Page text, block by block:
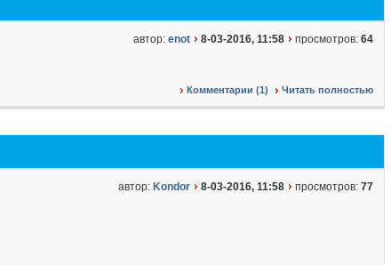
автор: enot 8-03-2016, 11:58 просмотров: 64
Комментарии (1) Читать полностью
автор: Kondor 8-03-2016, 11:58 просмотров: 77